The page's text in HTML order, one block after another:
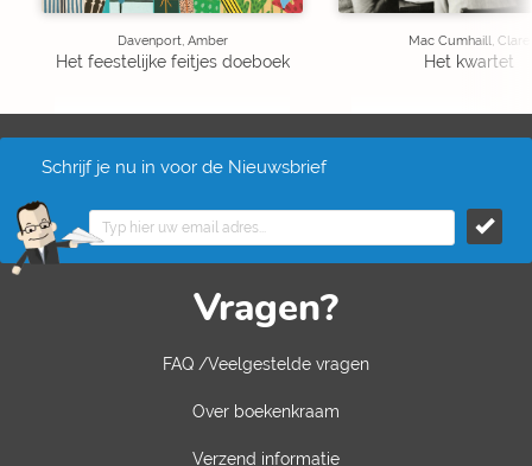
Davenport, Amber
Het feestelijke feitjes doeboek
Mac Cumhaill, Clare
Het kwartet
Schrijf je nu in voor de Nieuwsbrief
Vragen?
FAQ /Veelgestelde vragen
Over boekenkraam
Verzend informatie